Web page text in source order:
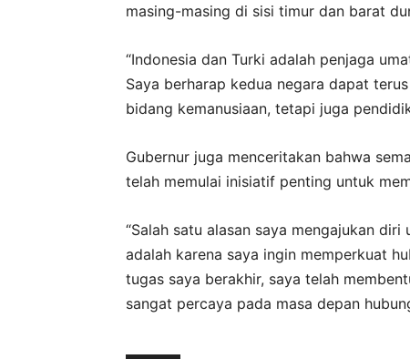
masing-masing di sisi timur dan barat
“Indonesia dan Turki adalah penjaga
Saya berharap kedua negara dapat
bidang kemanusiaan, tetapi juga
Gubernur juga menceritakan bahwa
telah memulai inisiatif penting untuk
“Salah satu alasan saya mengajukan
adalah karena saya ingin memperkuat
tugas saya berakhir, saya telah
sangat percaya pada masa depan